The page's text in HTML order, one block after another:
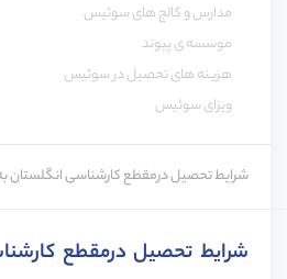
مدارس و کالج های سوئیس
موسسه ی پیوند
هزینه های تحصیل در سوئیس
ویزای سوئیس
شرایط تحصیل درمقطع کارشناسی انگلستان
شرایط تحصیل درمقطع